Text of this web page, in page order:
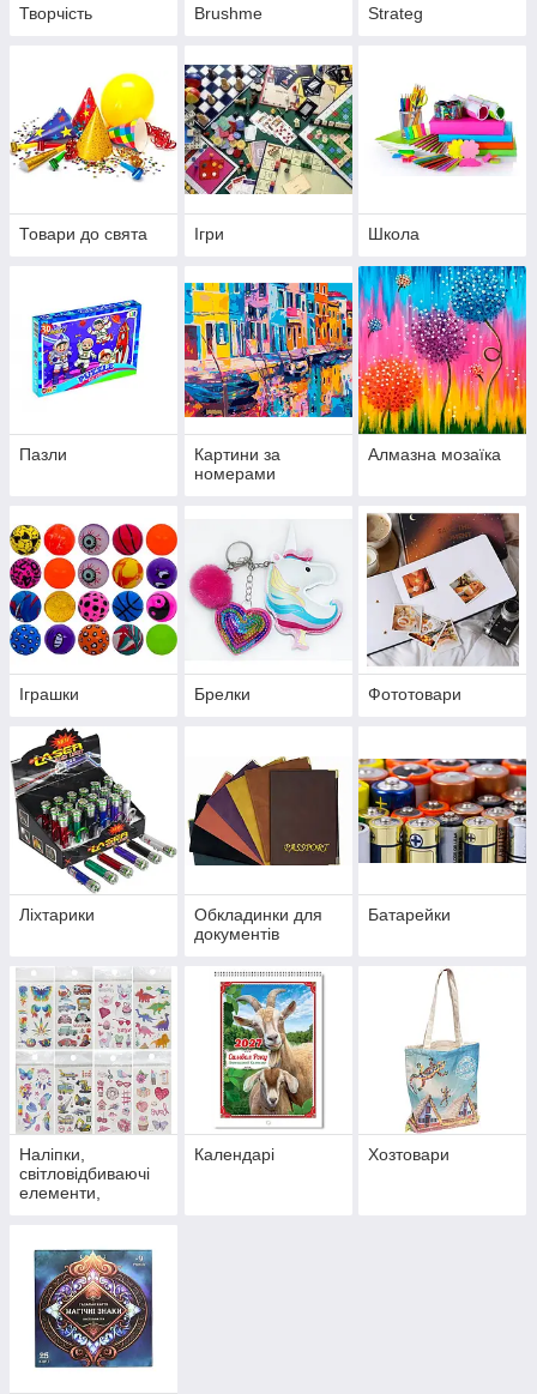
Творчість Brushme Strateg
Товари до свята Ігри Школа
Пазли
Картини за
номерами
Алмазна мозаїка
Іграшки Брелки Фототовари
Ліхтарики
Обкладинки для
документів
Батарейки
Наліпки,
світловідбиваючі
елементи,
Календарі Хозтовари